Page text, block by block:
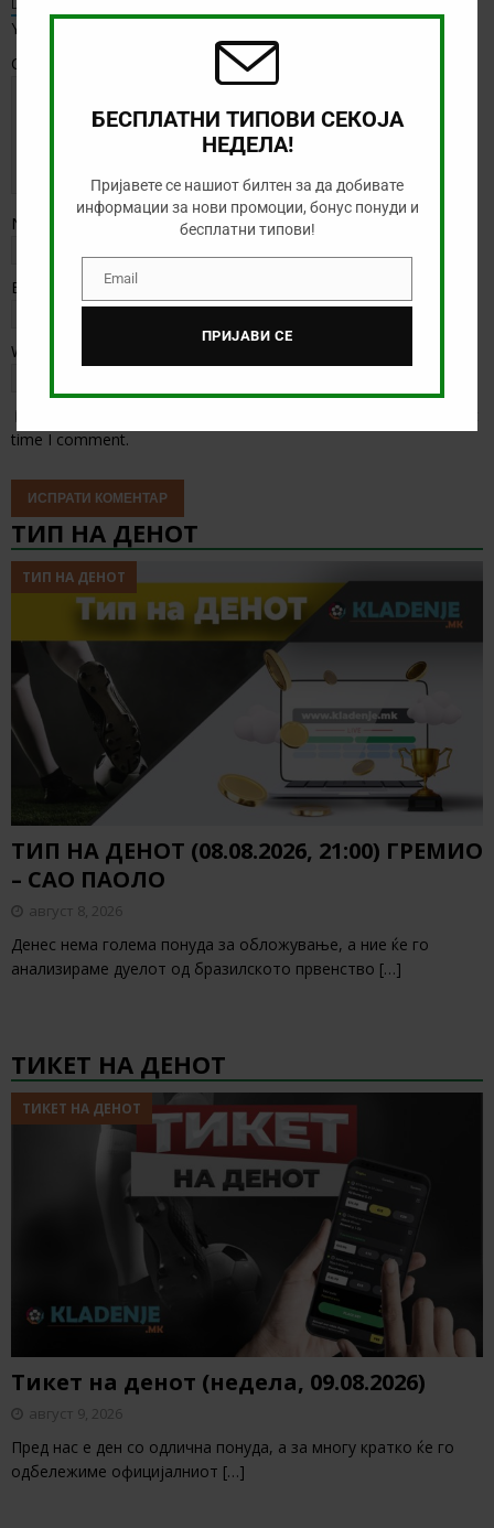
Your email address will not be published.
Comment
Name
Email
Website
time I comment.
ТИП НА ДЕНОТ
ТИП НА ДЕНОТ
ТИП НА ДЕНОТ (08.08.2026, 21:00) ГРЕМИО
– САО ПАОЛО
август 8, 2026
Денес нема голема понуда за обложување, а ние ќе го
анализираме дуелот од бразилското првенство […]
ТИКЕТ НА ДЕНОТ
ТИКЕТ НА ДЕНОТ
Тикет на денот (недела, 09.08.2026)
август 9, 2026
Пред нас е ден со одлична понуда, а за многу кратко ќе го
одбележиме официјалниот […]
БЕСПЛАТНИ ТИПОВИ СЕКОЈА
НЕДЕЛА!
Пријавете се нашиот билтен за да добивате
информации за нови промоции, бонус понуди и
бесплатни типови!
EmailEmail
ПРИЈАВИ СЕ